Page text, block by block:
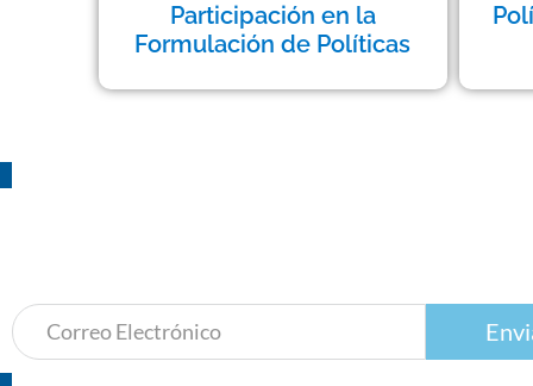
Participación en la
Formulación de Políticas